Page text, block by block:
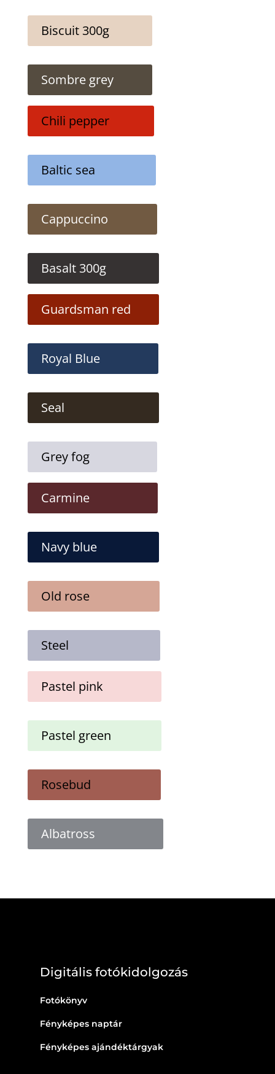
Biscuit 300g
Sombre grey
Chili pepper
Baltic sea
Cappuccino
Basalt 300g
Guardsman red
Royal Blue
Seal
Grey fog
Carmine
Navy blue
Old rose
Steel
Pastel pink
Pastel green
Rosebud
Albatross
Digitális fotókidolgozás
Fotókönyv
Fényképes naptár
Fényképes ajándéktárgyak